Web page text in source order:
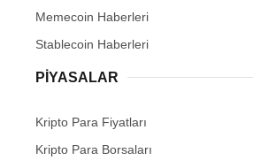
Memecoin Haberleri
Stablecoin Haberleri
PIYASALAR
Kripto Para Fiyatları
Kripto Para Borsaları